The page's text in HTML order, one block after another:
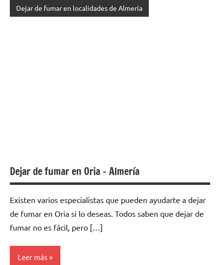
Dejar de fumar en localidades de Almería
Dejar de fumar en Oria – Almería
Existen varios especialistas quе pueden ayudarte а dejar
dе fumar en Oria ѕi lo deseas. Todos saben quе dejar dе
fumar no es fácil, perο […]
Leer más